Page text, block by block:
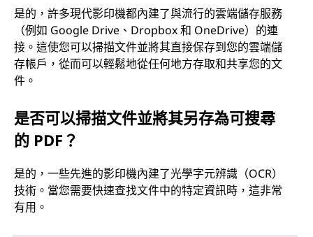
是的，許多現代影印機都內建了與流行的雲端儲存服務
（例如 Google Drive、Dropbox 和 OneDrive）的連
接。這使您可以掃描文件並將其直接保存到您的雲端儲
存帳戶，從而可以輕鬆地從任何地方存取和共享您的文
件。
是否可以掃描文件並將其另存為可搜尋
的 PDF？
是的，一些先進的影印機內建了光學字元辨識（OCR）
技術。當您需要快速查找文件中的特定資訊時，這非常
有用。